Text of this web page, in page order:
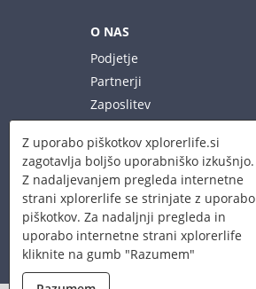
Z uporabo piškotkov xplorerlife.si
zagotavlja boljšo uporabniško izkušnjo.
Z nadaljevanjem pregleda internetne
strani xplorerlife se strinjate z uporabo
piškotkov. Za nadaljnji pregleda in
uporabo internetne strani xplorerlife
kliknite na gumb "Razumem"
O NAS
Podjetje
Partnerji
Zaposlitev